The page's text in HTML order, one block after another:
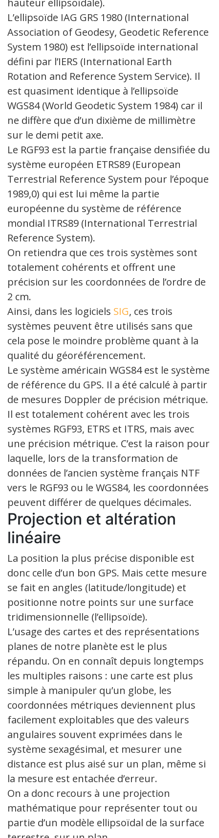
hauteur ellipsoïdale).
L’ellipsoïde IAG GRS 1980 (International
Association of Geodesy, Geodetic Reference
System 1980) est l’ellipsoïde international
défini par l’IERS (International Earth
Rotation and Reference System Service). Il
est quasiment identique à l’ellipsoïde
WGS84 (World Geodetic System 1984) car il
ne diffère que d’un dixième de millimètre
sur le demi petit axe.
Le RGF93 est la partie française densifiée du
système européen ETRS89 (European
Terrestrial Reference System pour l’époque
1989,0) qui est lui même la partie
européenne du système de référence
mondial ITRS89 (International Terrestrial
Reference System).
On retiendra que ces trois systèmes sont
totalement cohérents et offrent une
précision sur les coordonnées de l’ordre de
2 cm.
Ainsi, dans les logiciels SIG, ces trois
systèmes peuvent être utilisés sans que
cela pose le moindre problème quant à la
qualité du géoréférencement.
Le système américain WGS84 est le système
de référence du GPS. Il a été calculé à partir
de mesures Doppler de précision métrique.
Il est totalement cohérent avec les trois
systèmes RGF93, ETRS et ITRS, mais avec
une précision métrique. C’est la raison pour
laquelle, lors de la transformation de
données de l’ancien système français NTF
vers le RGF93 ou le WGS84, les coordonnées
peuvent différer de quelques décimales.
Projection et altération
linéaire
La position la plus précise disponible est
donc celle d’un bon GPS. Mais cette mesure
se fait en angles (latitude/longitude) et
positionne notre points sur une surface
tridimensionnelle (l’ellipsoïde).
L’usage des cartes et des représentations
planes de notre planète est le plus
répandu. On en connaît depuis longtemps
les multiples raisons : une carte est plus
simple à manipuler qu’un globe, les
coordonnées métriques deviennent plus
facilement exploitables que des valeurs
angulaires souvent exprimées dans le
système sexagésimal, et mesurer une
distance est plus aisé sur un plan, même si
la mesure est entachée d’erreur.
On a donc recours à une projection
mathématique pour représenter tout ou
partie d’un modèle ellipsoïdal de la surface